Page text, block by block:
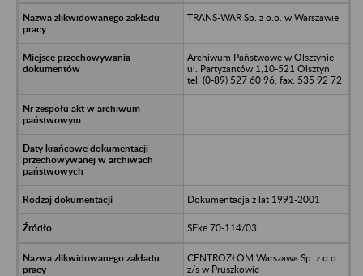
TRANS-WAR Sp. z o.o. w Warszawie
Archiwum Państwowe w Olsztynie
ul. Partyzantów 1,10-521 Olsztyn
tel. (0-89) 527 60 96, fax. 535 92 72
Dokumentacja z lat 1991-2001
SEke 70-114/03
CENTROZŁOM Warszawa Sp. z o.o.
z/s w Pruszkowie